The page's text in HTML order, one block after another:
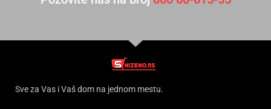
Sve za Vas i Vaš dom na jednom mestu.